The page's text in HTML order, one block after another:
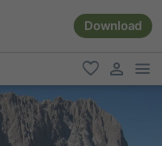
Download
favoriti
user link